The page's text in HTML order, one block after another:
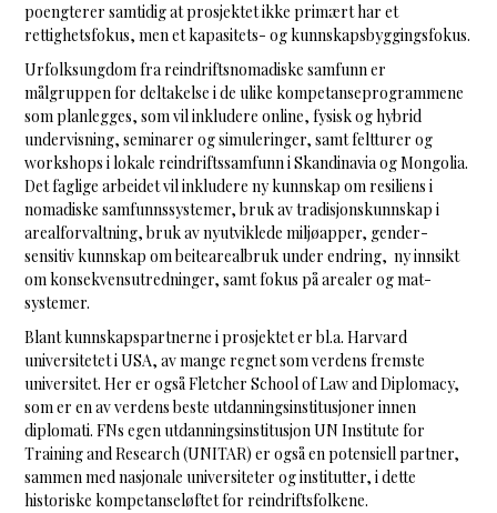
poengterer samtidig at prosjektet ikke primært har et
rettighetsfokus, men et kapasitets- og kunnskapsbyggingsfokus.
Urfolksungdom fra reindriftsnomadiske samfunn er
målgruppen for deltakelse i de ulike kompetanseprogrammene
som planlegges, som vil inkludere online, fysisk og hybrid
undervisning, seminarer og simuleringer, samt feltturer og
workshops i lokale reindriftssamfunn i Skandinavia og Mongolia.
Det faglige arbeidet vil inkludere ny kunnskap om resiliens i
nomadiske samfunnssystemer, bruk av tradisjonskunnskap i
arealforvaltning, bruk av nyutviklede miljøapper, gender-
sensitiv kunnskap om beitearealbruk under endring, ny innsikt
om konsekvensutredninger, samt fokus på arealer og mat-
systemer.
Blant kunnskapspartnerne i prosjektet er bl.a. Harvard
universitetet i USA, av mange regnet som verdens fremste
universitet. Her er også Fletcher School of Law and Diplomacy,
som er en av verdens beste utdanningsinstitusjoner innen
diplomati. FNs egen utdanningsinstitusjon UN Institute for
Training and Research (UNITAR) er også en potensiell partner,
sammen med nasjonale universiteter og institutter, i dette
historiske kompetanseløftet for reindriftsfolkene.